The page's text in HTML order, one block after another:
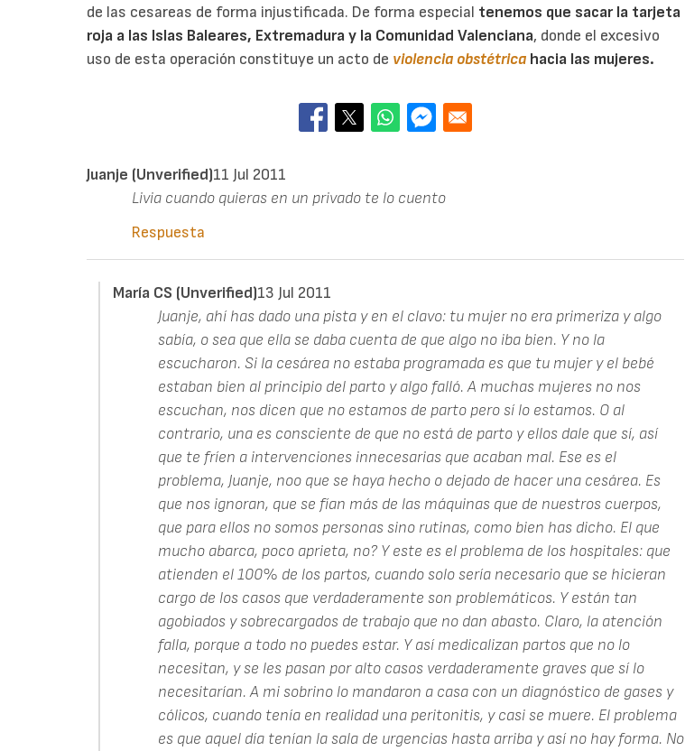
de las cesareas de forma injustificada. De forma especial tenemos que sacar la tarjeta
roja a las Islas Baleares, Extremadura y la Comunidad Valenciana, donde el excesivo
uso de esta operación constituye un acto de violencia obstétrica hacia las mujeres.
Juanje (unverified)11 Jul 2011
Livia cuando quieras en un privado te lo cuento
Respuesta
María CS (unverified)13 Jul 2011
Juanje, ahí has dado una pista y en el clavo: tu mujer no era primeriza y algo
sabía, o sea que ella se daba cuenta de que algo no iba bien. Y no la
escucharon. Si la cesárea no estaba programada es que tu mujer y el bebé
estaban bien al principio del parto y algo falló. A muchas mujeres no nos
escuchan, nos dicen que no estamos de parto pero sí lo estamos. O al
contrario, una es consciente de que no está de parto y ellos dale que sí, así
que te fríen a intervenciones innecesarias que acaban mal. Ese es el
problema, Juanje, noo que se haya hecho o dejado de hacer una cesárea. Es
que nos ignoran, que se fían más de las máquinas que de nuestros cuerpos,
que para ellos no somos personas sino rutinas, como bien has dicho. El que
mucho abarca, poco aprieta, no? Y este es el problema de los hospitales: que
atienden el 100% de los partos, cuando solo sería necesario que se hicieran
cargo de los casos que verdaderamente son problemáticos. Y están tan
agobiados y sobrecargados de trabajo que no dan abasto. Claro, la atención
falla, porque a todo no puedes estar. Y así medicalizan partos que no lo
necesitan, y se les pasan por alto casos verdaderamente graves que sí lo
necesitarían. A mi sobrino lo mandaron a casa con un diagnóstico de gases y
cólicos, cuando tenía en realidad una peritonitis, y casi se muere. El problema
es que aquel día tenían la sala de urgencias hasta arriba y así no hay forma. No